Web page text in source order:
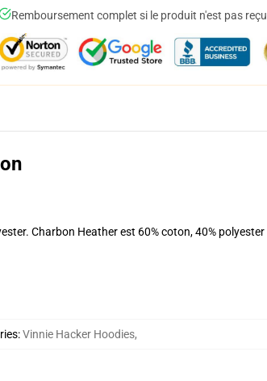
Remboursement complet si le produit n'est pas reçu
Charbon Heather est 60% coton, 40% polyester
:Vinnie Hacker Hoodies,